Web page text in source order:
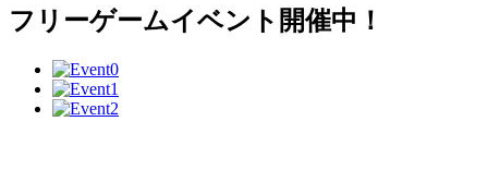
フリーゲームイベント開催中！